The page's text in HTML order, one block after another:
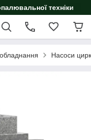
техніки
Насоси